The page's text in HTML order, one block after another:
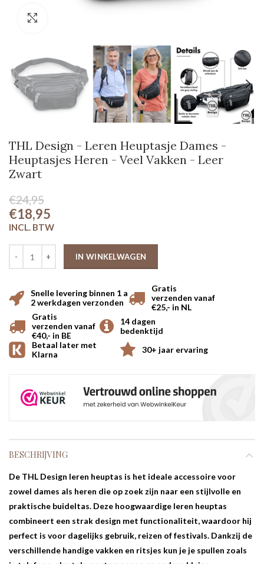
THL Design - Leren Heuptasje Dames -
Heuptasjes Heren - Veel Vakken - Leer
Zwart
€24,95
€18,95
IN WINKELWAGEN
Snelle levering binnen 1 a
2 werkdagen verzonden
Gratis
verzenden vanaf
€25,- in NL
Gratis
verzenden vanaf
€40,- in BE
14 dagen
bedenktijd
Betaal later met
Klarna
30+ jaar ervaring
BESCHRIJVING
De THL Design leren heuptas is het ideale accessoire voor
zowel dames als heren die op zoek zijn naar een stijlvolle en
praktische buideltas. Deze hoogwaardige leren heuptas
combineert een strak design met functionaliteit, waardoor hij
perfect is voor dagelijks gebruik, reizen of festivals. Dankzij de
verschillende handige vakken en ritsjes kun je je spullen zoals